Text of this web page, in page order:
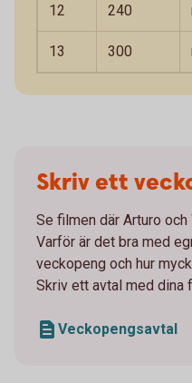
12 240
13 300
Skriv ett
Se filmen där Arturo
Varför är det bra med
veckopeng och hur
Skriv ett avtal med dina
Veckopengsavtal